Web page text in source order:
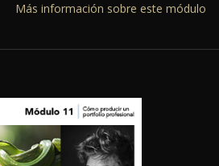
Más información sobre este módulo